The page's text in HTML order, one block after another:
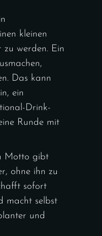
kleinen
zu werden. Ein
Das kann
ein
Drink-
Runde mit
Motto gibt
ohne ihn zu
sofort
macht selbst
und